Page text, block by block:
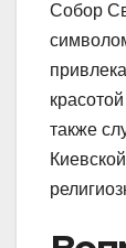
Собор
также